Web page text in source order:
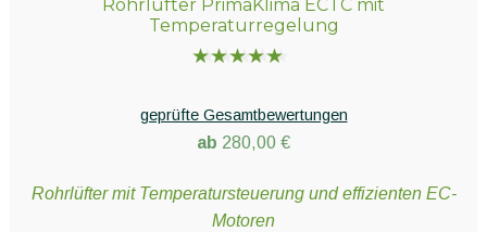
Rohrlüfter PrimaKlima ECTC mit
Temperaturregelung
mit5.00
von 5
geprüfte Gesamtbewertungen
ab 280,00 €
Rohrlüfter mit Temperatursteuerung und effizienten EC-
Motoren